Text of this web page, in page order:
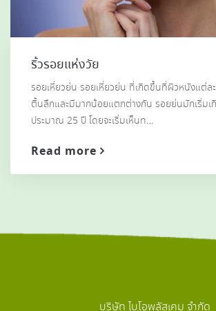
ริ้วรอยแห่งวัย
รอยเหี่ยวย่น รอยเหี่ยวย่น ที่เกิดขึ้นที่ผิวหนังแต่
ตื้นลึกและมีมากน้อยแตกต่างกัน รอยย่นมักเริ่มเ
ประมาณ 25 ปี โดยจะเริ่มเห็นท…
Read more
บริษัท ไบโอพลัสเคม จำกัด